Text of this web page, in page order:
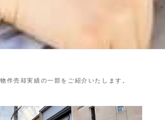
件売却実績の一部をご紹介いたします。